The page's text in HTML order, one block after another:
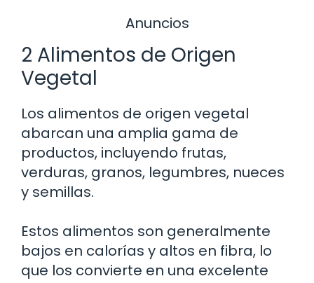
Anuncios
2 Alimentos de Origen
Vegetal
Los alimentos de origen vegetal
abarcan una amplia gama de
productos, incluyendo frutas,
verduras, granos, legumbres, nueces
y semillas.
Estos alimentos son generalmente
bajos en calorías y altos en fibra, lo
que los convierte en una excelente